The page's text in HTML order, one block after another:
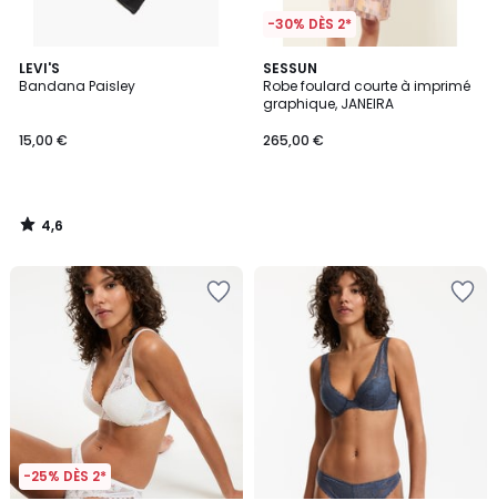
LEVI'S
Bandana Paisley
15,00 €
4,6
/ 5
4,6
/
-30% DÈS 2*
SESSUN
Robe foulard courte à imprimé
graphique, JANEIRA
265,00 €
-25% DÈS 2*